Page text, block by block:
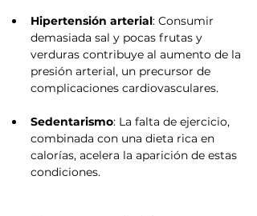
Hipertensión arterial: Consumir
demasiada sal y pocas frutas y
verduras contribuye al aumento de la
presión arterial, un precursor de
complicaciones cardiovasculares.
Sedentarismo: La falta de ejercicio,
combinada con una dieta rica en
calorías, acelera la aparición de estas
condiciones.